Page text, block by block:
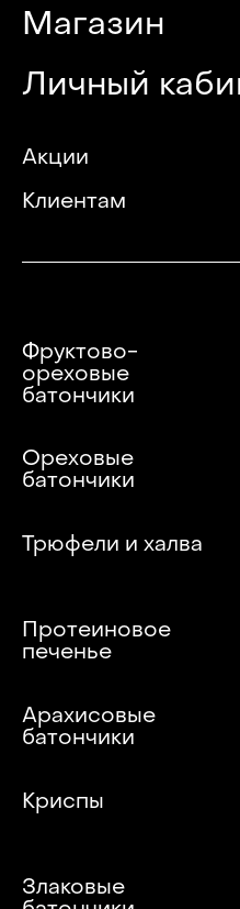
Личный
Магазин
Акции
Клиентам
Фруктово-
ореховые
батончики
Ореховые
батончики
Трюфели и халва
Протеиновое
печенье
Арахисовые
батончики
Криспы
Злаковые